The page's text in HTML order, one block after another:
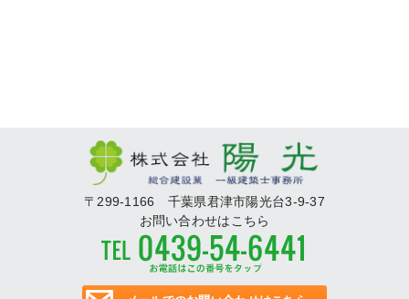
〒299-1166 千葉県君津市陽光台3-9-37
お問い合わせはこちら